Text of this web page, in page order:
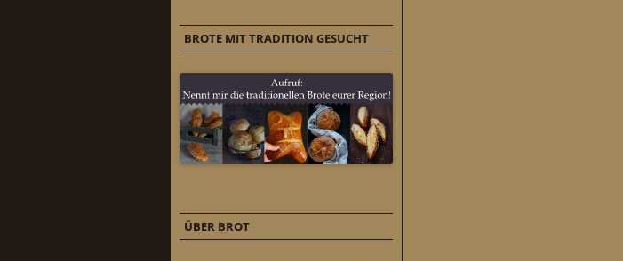
BROTE MIT TRADITION GESUCHT
ÜBER BROT